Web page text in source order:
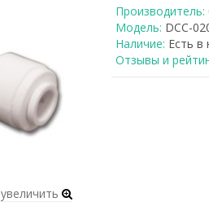
увеличить
Производитель:
Модель: DCC-
Наличие: Есть в
Отзывы и